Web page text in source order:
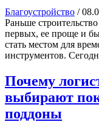
Благоустройство /
Раньше
первых, ее проще и
стать местом для
инструментов.
Почему
выбирают
поддоны